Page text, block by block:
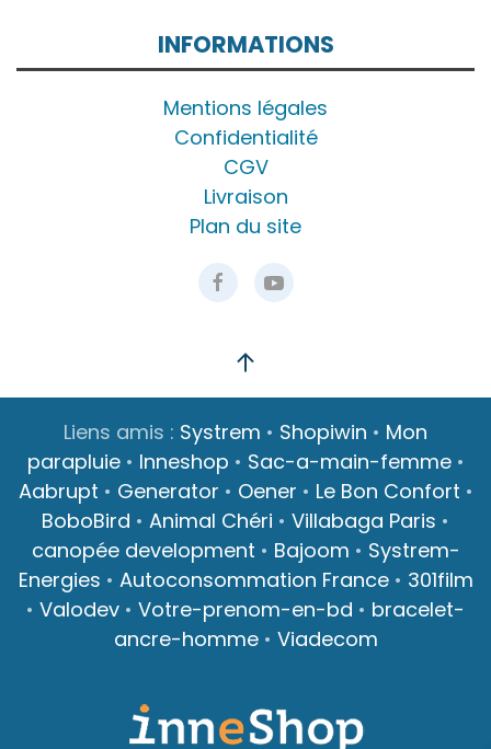
INFORMATIONS
Mentions légales
Confidentialité
CGV
Livraison
Plan du site
Liens amis : Systrem • Shopiwin • Mon
parapluie• Inneshop • Sac-a-main-femme•
Aabrupt • Generator • Oener • Le Bon Confort •
BoboBird • Animal Chéri • Villabaga Paris •
canopée development • Bajoom • Systrem-
Energies • Autoconsommation France• 301film
• Valodev • Votre-prenom-en-bd • bracelet-
ancre-homme• Viadecom